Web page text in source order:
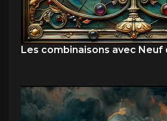
Les combinaisons avec Neuf